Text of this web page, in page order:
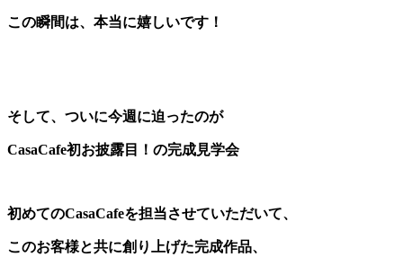
この瞬間は、本当に嬉しいです！
そして、ついに今週に迫ったのが
CasaCafe初お披露目！の完成見学会
初めてのCasaCafeを担当させていただいて、
このお客様と共に創り上げた完成作品、